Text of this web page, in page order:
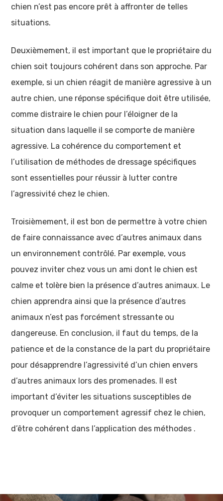
chien n’est pas encore prêt à affronter de telles
situations.
Deuxièmement, il est important que le propriétaire du
chien soit toujours cohérent dans son approche. Par
exemple, si un chien réagit de manière agressive à un
autre chien, une réponse spécifique doit être utilisée,
comme distraire le chien pour l’éloigner de la
situation dans laquelle il se comporte de manière
agressive. La cohérence du comportement et
l’utilisation de méthodes de dressage spécifiques
sont essentielles pour réussir à lutter contre
l’agressivité chez le chien.
Troisièmement, il est bon de permettre à votre chien
de faire connaissance avec d’autres animaux dans
un environnement contrôlé. Par exemple, vous
pouvez inviter chez vous un ami dont le chien est
calme et tolère bien la présence d’autres animaux. Le
chien apprendra ainsi que la présence d’autres
animaux n’est pas forcément stressante ou
dangereuse. En conclusion, il faut du temps, de la
patience et de la constance de la part du propriétaire
pour désapprendre l’agressivité d’un chien envers
d’autres animaux lors des promenades. Il est
important d’éviter les situations susceptibles de
provoquer un comportement agressif chez le chien,
d’être cohérent dans l’application des méthodes .